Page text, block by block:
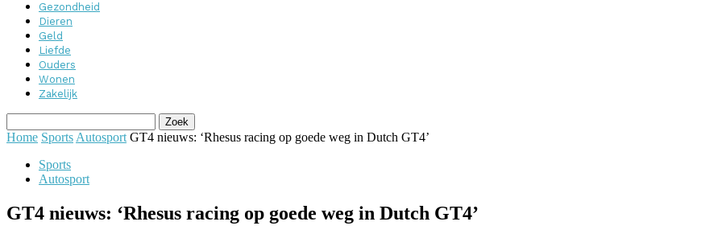
Gezondheid
Dieren
Geld
Liefde
Ouders
Wonen
Zakelijk
Home Sports Autosport GT4 nieuws: ‘Rhesus racing op goede weg in Dutch GT4’
Sports
Autosport
GT4 nieuws: ‘Rhesus racing op goede weg in Dutch GT4’